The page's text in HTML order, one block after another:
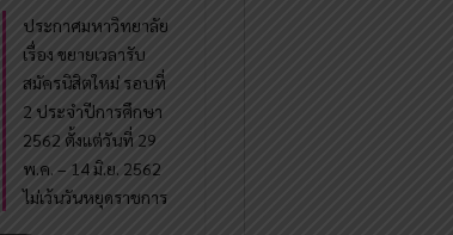
ประกาศมหาวิทยาลัย
เรื่อง ขยายเวลารับ
สมัครนิสิตใหม่ รอบที่
2 ประจำปีการศึกษา
2562 ตั้งแต่วันที่ 29
พ.ค. – 14 มิ.ย. 2562
ไม่เว้นวันหยุดราชการ